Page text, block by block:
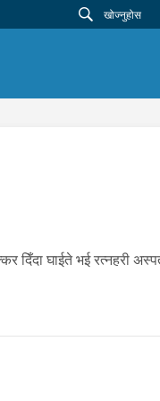
दिँदा घाईते भई रत्नहरी